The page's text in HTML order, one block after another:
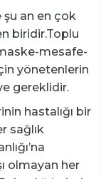
şu an en çok
biridir.Toplu
mesafe-
yönetenlerin
gereklidir.
hastalığı bir
sağlık
olmayan her